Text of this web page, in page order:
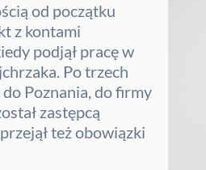
od początku
z kontami
podjął pracę w
Po trzech
Poznania, do firmy
zastępcą
też obowiązki